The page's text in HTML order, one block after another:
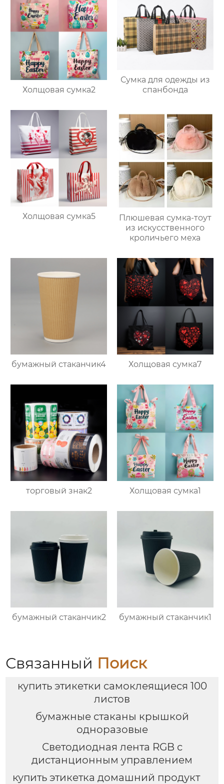
Холщовая сумка2
Сумка для одежды из
спанбонда
Холщовая сумка5
Плюшевая сумка-тоут
из искусственного
кроличьего меха
бумажный стаканчик4 Холщовая сумка7
торговый знак2 Холщовая сумка1
бумажный стаканчик2 бумажный стаканчик1
Связанный Поиск
купить этикетки самоклеящиеся 100
листов
бумажные стаканы крышкой
одноразовые
Светодиодная лента RGB с
дистанционным управлением
купить этикетка домашний продукт